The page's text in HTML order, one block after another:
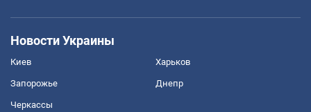
Новости Украины
Киев Харьков
Запорожье Днепр
Черкассы